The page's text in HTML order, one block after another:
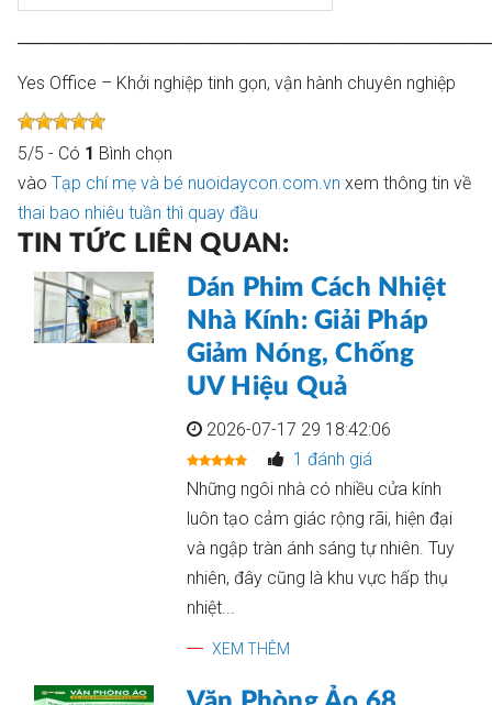
Yes Office – Khởi nghiệp tinh gọn, vận hành chuyên nghiệp
5/5 - Có 1 Bình chọn
vào Tạp chí mẹ và bé nuoidaycon.com.vn xem thông tin về
thai bao nhiêu tuần thì quay đầu
TIN TỨC LIÊN QUAN:
Dán Phim Cách Nhiệt
Nhà Kính: Giải Pháp
Giảm Nóng, Chống
UV Hiệu Quả
2026-07-17 29 18:42:06
1 đánh giá
Những ngôi nhà có nhiều cửa kính
luôn tạo cảm giác rộng rãi, hiện đại
và ngập tràn ánh sáng tự nhiên. Tuy
nhiên, đây cũng là khu vực hấp thụ
nhiệt...
XEM THÊM